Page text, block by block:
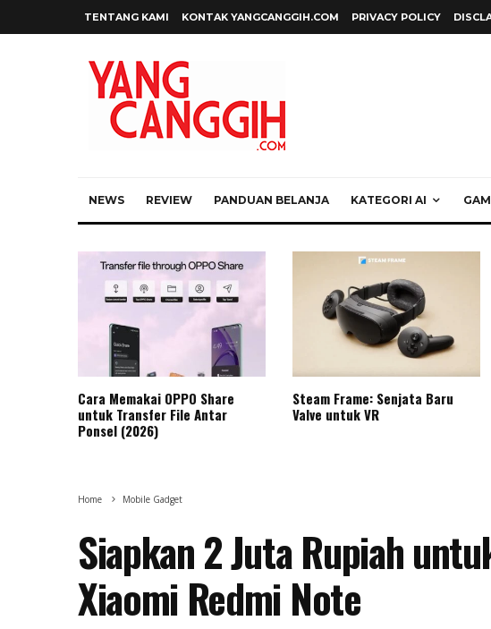
TENTANG KAMI KONTAK YANGCANGGIH.COM PRIVACY POLICY
NEWS REVIEW PANDUAN BELANJA KATEGORI AI
Cara Memakai OPPO Share
untuk Transfer File Antar
Ponsel (2026)
Steam Frame: Senjata Baru
Valve untuk VR
Home Mobile Gadget
Siapkan 2 Juta Rupiah
Xiaomi Redmi Note